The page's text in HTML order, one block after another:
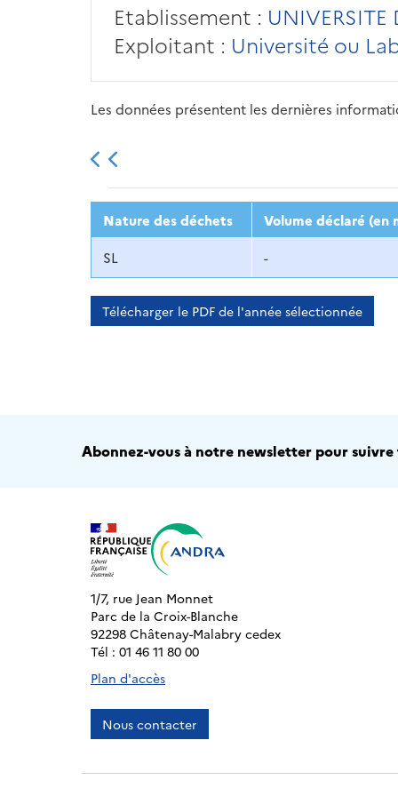
Etablissement : UNIVERSITE
Exploitant : Université ou
Les données présentent les dernières
2013 2014 2015
Nature des déchets
Volume déclaré (en
SL
-
Télécharger le PDF de l'année sélectionnée
Abonnez-vous à notre newsletter pour suivre
1/7, rue Jean Monnet
Parc de la Croix-Blanche
92298 Châtenay-Malabry cedex
Tél : 01 46 11 80 00
Plan d'accès
Nous contacter